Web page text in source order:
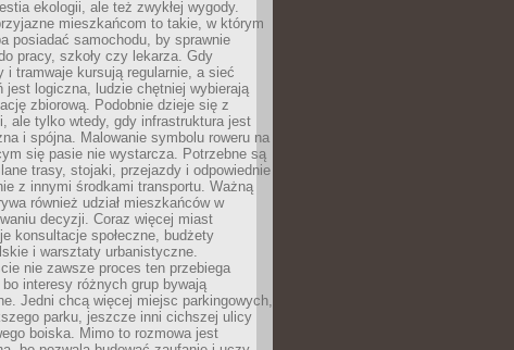
ekologii, ale też zwykłej wygody.
mieszkańcom to takie, w którym
posiadać samochodu, by sprawnie
pracy, szkoły czy lekarza. Gdy
i tramwaje kursują regularnie, a sieć
jest logiczna, ludzie chętniej wybierają
zbiorową. Podobnie dzieje się z
ale tylko wtedy, gdy infrastruktura jest
i spójna. Malowanie symbolu roweru na
się pasie nie wystarcza. Potrzebne są
trasy, stojaki, przejazdy i odpowiednie
z innymi środkami transportu. Ważną
również udział mieszkańców w
decyzji. Coraz więcej miast
konsultacje społeczne, budżety
i warsztaty urbanistyczne.
nie zawsze proces ten przebiega
bo interesy różnych grup bywają
Jedni chcą więcej miejsc parkingowych,
parku, jeszcze inni cichszej ulicy
boiska. Mimo to rozmowa jest